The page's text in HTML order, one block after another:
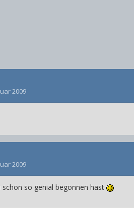
2009
2009
so genial begonnen hast